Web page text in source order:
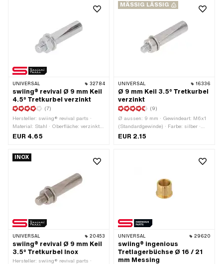
Kurbelkeil: 3.5° · Ø aussen: 9.5 mm ·
UNIVERSAL 32784
swiing® revival Ø 9 mm Keil
4.5° Tretkurbel verzinkt
(7)
Hersteller: swiing® revival parts ·
Material: Stahl · Oberfläche: verzinkt
(blau) · Farbe: silber · Gewindeart:
Kurbelkeil: 4.5°
EUR 4.65
MÄSSIG LÄSSIG
UNIVERSAL 16336
Ø 9 mm Keil 3.5° Tretkurbel
verzinkt
(9)
Ø aussen: 9 mm · Gewindeart: M6x1
(Standardgewinde) · Farbe: silber ·
Material: Stahl · Oberfläche: verzinkt
EUR 2.15
INOX
UNIVERSAL 20453
swiing® revival Ø 9 mm Keil
3.5° Tretkurbel Inox
Hersteller: swiing® revival parts ·
UNIVERSAL 29620
swiing® ingenious
Tretlagerbüchse Ø 16 / 21
mm Messing